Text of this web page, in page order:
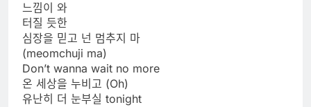
느낌이 와
터질 듯한
심장을 믿고 넌 멈추지 마
(meomchuji ma)
Don’t wanna wait no more
온 세상을 누비고 (Oh)
유난히 더 눈부실 tonight